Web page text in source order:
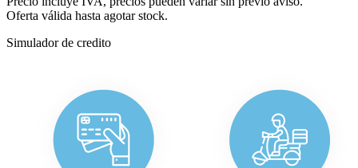
Oferta válida hasta agotar stock.
Simulador de credito